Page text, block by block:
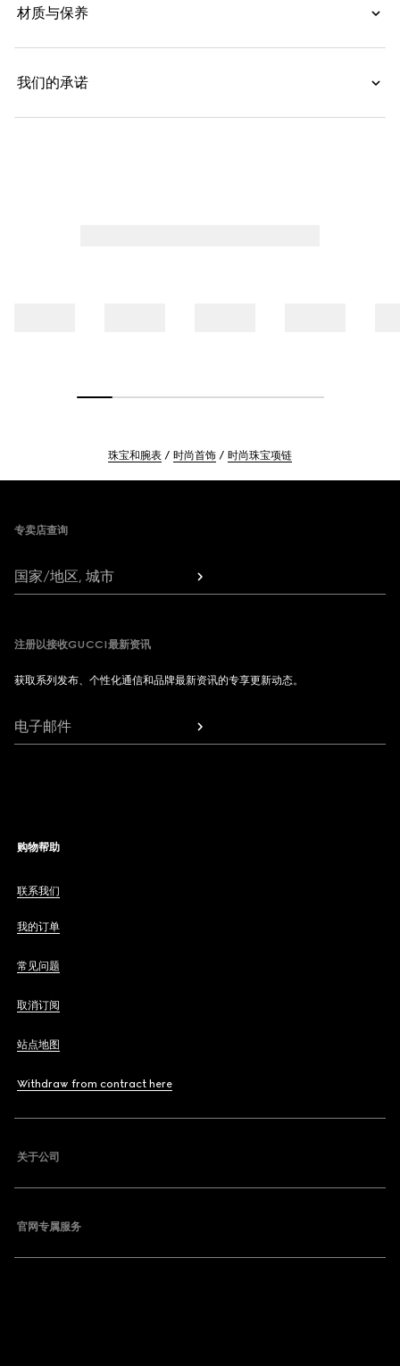
材质与保养
我们的承诺
珠宝和腕表 时尚首饰 时尚珠宝项链
专卖店查询
国家/地区, 城市
注册以接收GUCCI最新资讯
获取系列发布、个性化通信和品牌最新资讯的专享更新动态。
电子邮件
购物帮助
联系我们
我的订单
常见问题
取消订阅
站点地图
Withdraw from contract here
关于公司
官网专属服务